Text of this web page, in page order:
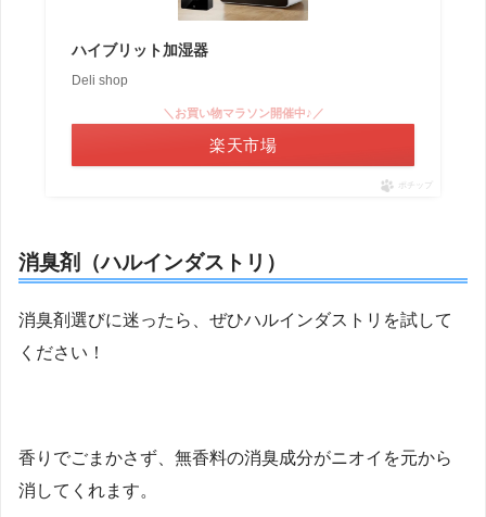
ハイブリット加湿器
Deli shop
＼お買い物マラソン開催中♪／
楽天市場
ポチップ
消臭剤（ハルインダストリ）
消臭剤選びに迷ったら、ぜひハルインダストリを試して
ください！
香りでごまかさず、無香料の消臭成分がニオイを元から
消してくれます。